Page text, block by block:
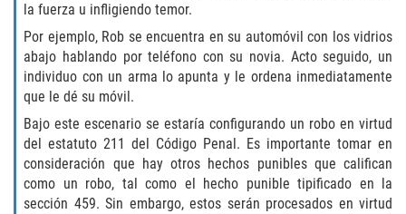
Petición para Anular una Condena
por Asesinato
Violación de la Libertad Condicional
Conducir Bajo la Influencia de Drogas
(DUID)
la fuerza u infligiendo temor.
Por ejemplo, Rob se encuentra en su automóvil con los vidrios
abajo hablando por teléfono con su novia. Acto seguido, un
individuo con un arma lo apunta y le ordena inmediatamente
que le dé su móvil.
Bajo este escenario se estaría configurando un robo en virtud
del estatuto 211 del Código Penal. Es importante tomar en
consideración que hay otros hechos punibles que califican
como un robo, tal como el hecho punible tipificado en la
sección 459. Sin embargo, estos serán procesados en virtud